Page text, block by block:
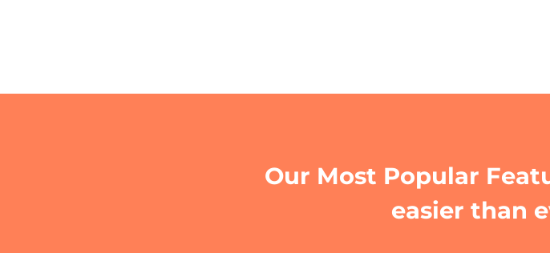
Our Most Popular
easier than